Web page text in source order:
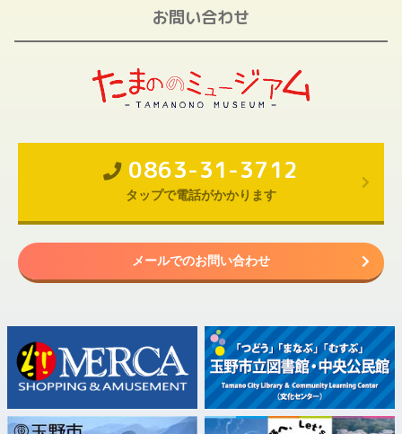
お問い合わせ
0863-31-3712
タップで電話がかかります
メールでのお問い合わせ